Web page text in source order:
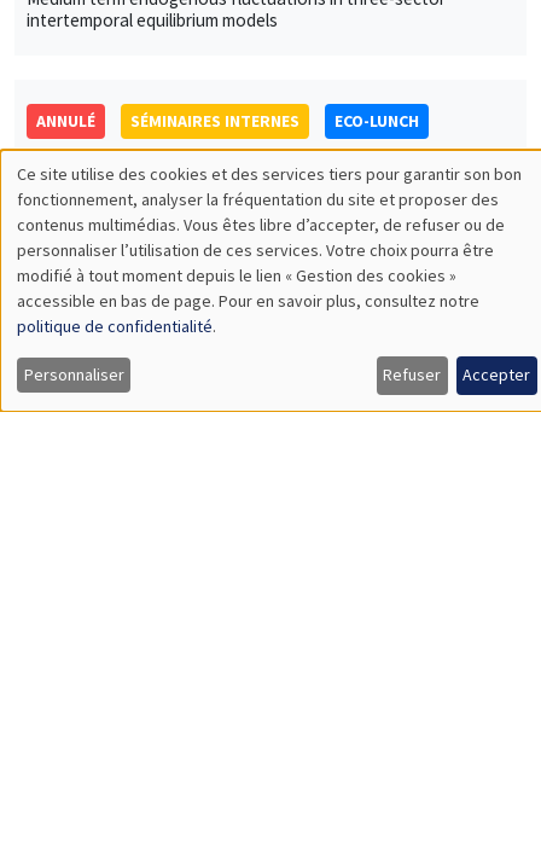
Job market
Retrouvez l'ensemble de nos candidats disponibles
actuellement sur le Job market
Candidats
À propos
Nos engagements